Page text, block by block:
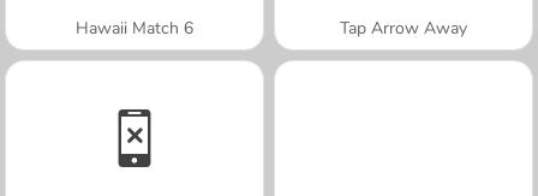
Hawaii Match 6 Tap Arrow Away